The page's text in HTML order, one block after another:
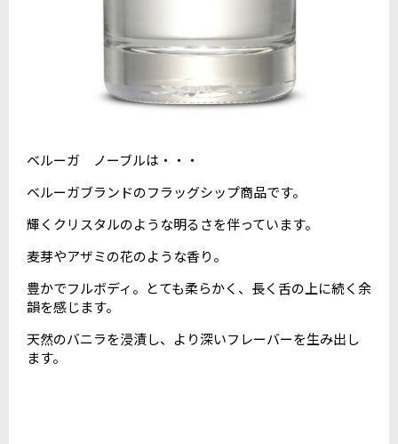
ベルーガ ノーブルは・・・
ベルーガブランドのフラッグシップ商品です。
輝くクリスタルのような明るさを伴っています。
麦芽やアザミの花のような香り。
豊かでフルボディ。とても柔らかく、長く舌の上に続く余
韻を感じます。
天然のバニラを浸漬し、より深いフレーバーを生み出し
ます。